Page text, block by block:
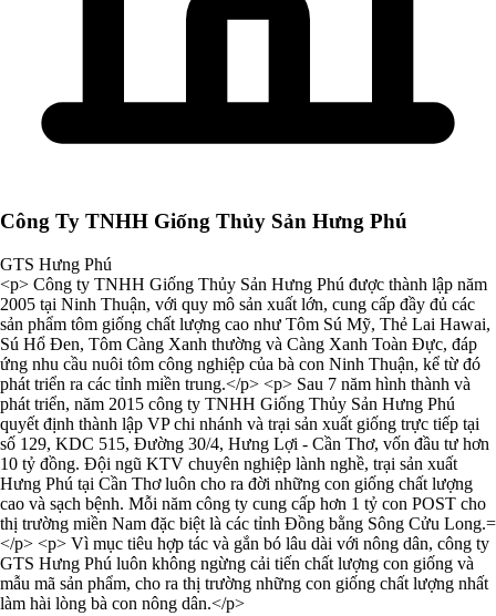
Công Ty TNHH Giống Thủy Sản Hưng Phú
GTS Hưng Phú
<p> Công ty TNHH Giống Thủy Sản Hưng Phú được thành lập năm
2005 tại Ninh Thuận, với quy mô sản xuất lớn, cung cấp đầy đủ các
sản phẩm tôm giống chất lượng cao như Tôm Sú Mỹ, Thẻ Lai Hawai,
Sú Hổ Đen, Tôm Càng Xanh thường và Càng Xanh Toàn Đực, đáp
ứng nhu cầu nuôi tôm công nghiệp của bà con Ninh Thuận, kể từ đó
phát triển ra các tỉnh miền trung.</p> <p> Sau 7 năm hình thành và
phát triển, năm 2015 công ty TNHH Giống Thủy Sản Hưng Phú
quyết định thành lập VP chi nhánh và trại sản xuất giống trực tiếp tại
số 129, KDC 515, Đường 30/4, Hưng Lợi - Cần Thơ, vốn đầu tư hơn
10 tỷ đồng. Đội ngũ KTV chuyên nghiệp lành nghề, trại sản xuất
Hưng Phú tại Cần Thơ luôn cho ra đời những con giống chất lượng
cao và sạch bệnh. Mỗi năm công ty cung cấp hơn 1 tỷ con POST cho
thị trường miền Nam đặc biệt là các tỉnh Đồng bằng Sông Cửu Long.=
</p> <p> Vì mục tiêu hợp tác và gắn bó lâu dài với nông dân, công ty
GTS Hưng Phú luôn không ngừng cải tiến chất lượng con giống và
mẫu mã sản phẩm, cho ra thị trường những con giống chất lượng nhất
làm hài lòng bà con nông dân.</p>